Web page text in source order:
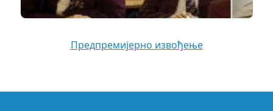
Предпремијерно извођење